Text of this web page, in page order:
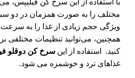
مختلف را به صورت همزمان در دو
ویژگی حجم زیادی از غذا را به سرعت
همچنین، می‌توانید تنظیمات مختلفی
کنید.
استفاده از این سرخ‌ کن دوقلو
غذاهای ترد و خوشمزه می ‌شود.